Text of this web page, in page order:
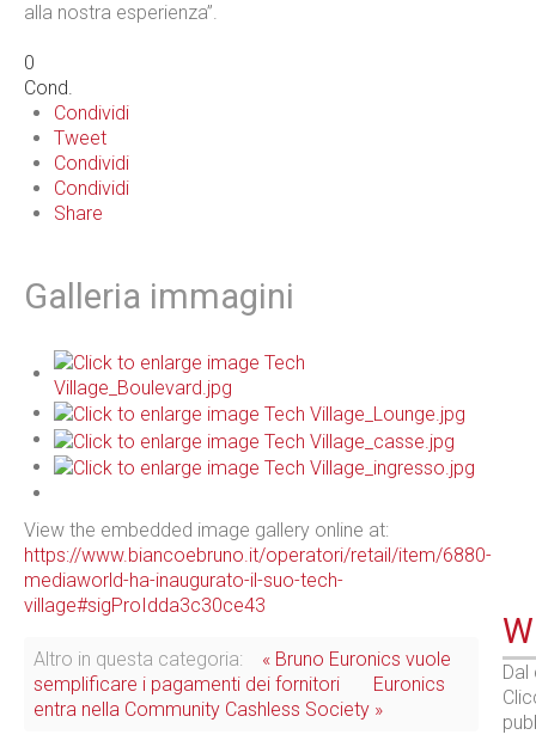
alla nostra esperienza”.
0
Cond.
Condividi
Tweet
Condividi
Condividi
Share
Galleria immagini
View the embedded image gallery online at:
https://www.biancoebruno.it/operatori/retail/item/6880-
mediaworld-ha-inaugurato-il-suo-tech-
village#sigProIdda3c30ce43
Altro in questa categoria:
« Bruno Euronics vuole
semplificare i pagamenti dei fornitori
Euronics
entra nella Community Cashless Society »